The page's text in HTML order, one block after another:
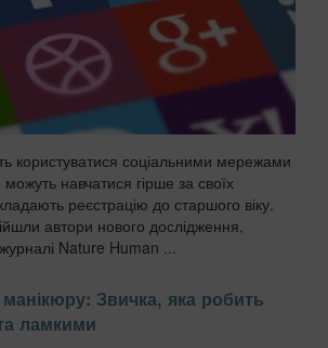
користуватися соціальними мережами
можуть навчатися гірше за своїх
реєстрацію до старшого віку.
автори нового дослідження,
Nature Human ...
Звичка, яка робить
ламкими